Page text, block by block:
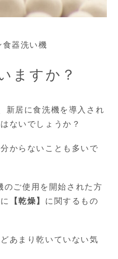
器洗い機
ますか？
新居に食洗機を導入され
ないでしょうか？
からないことも多いで
ご使用を開始された方
【乾燥】 に関するもの
あまり乾いていない気